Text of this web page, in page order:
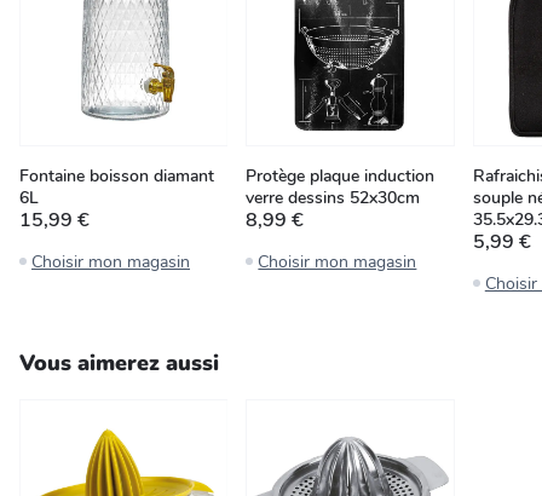
Fontaine boisson diamant
6L
15,99 €
Choisir mon magasin
Protège plaque induction
verre dessins 52x30cm
8,99 €
Choisir mon magasin
souple
5,99 €
Vous aimerez aussi